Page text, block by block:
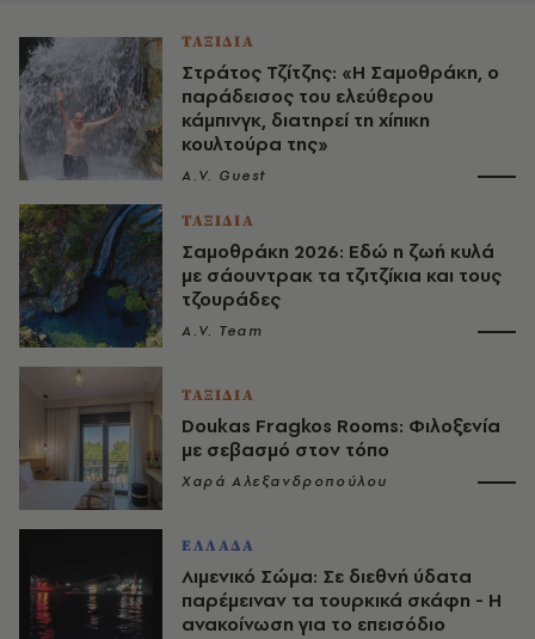
ΤΑΞΙΔΙΑ
Στράτος Τζίτζης: «Η Σαμοθράκη, ο
παράδεισος του ελεύθερου
κάμπινγκ, διατηρεί τη χίπικη
κουλτούρα της»
A.V. Guest
ΤΑΞΙΔΙΑ
Σαμοθράκη 2026: Εδώ η ζωή κυλά
με σάουντρακ τα τζιτζίκια και τους
τζουράδες
A.V. Team
ΤΑΞΙΔΙΑ
Doukas Fragkos Rooms: Φιλοξενία
με σεβασμό στον τόπο
Χαρά Αλεξανδροπούλου
ΕΛΛΑΔΑ
Λιμενικό Σώμα: Σε διεθνή ύδατα
παρέμειναν τα τουρκικά σκάφη - Η
ανακοίνωση για το επεισόδιο